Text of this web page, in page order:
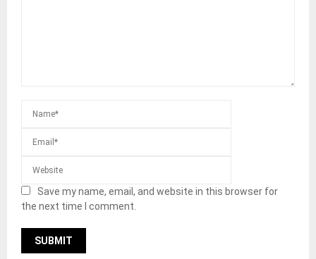
Save my name, email, and website in this browser for
the next time I comment.